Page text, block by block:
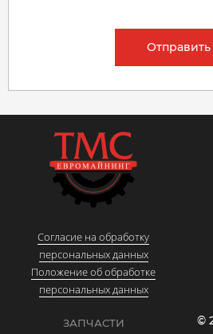
Отправить
Согласие на обработку
персональных данных
Положение об обработке
персональных данных
ЗАПЧАСТИ
©